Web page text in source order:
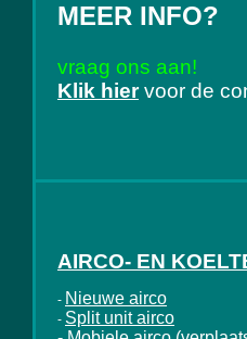
MEER INFO?
vraag ons aan!
Klik hier voor de
AIRCO- EN
- Nieuwe airco
- Split unit airco